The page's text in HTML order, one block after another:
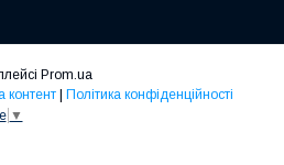
Prom.ua
контент | Політика конфіденційності
▼